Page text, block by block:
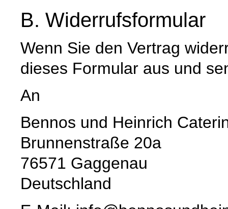
B. Widerrufsformular
Wenn Sie den Vertrag
dieses Formular aus und
An
Bennos und Heinrich
Brunnenstraße 20a
76571 Gaggenau
Deutschland